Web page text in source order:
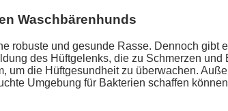
Waschbärenhunds
robuste und gesunde Rasse. Dennoch
des Hüftgelenks, die zu Schmerzen
um die Hüftgesundheit zu überwachen.
Umgebung für Bakterien schaffen